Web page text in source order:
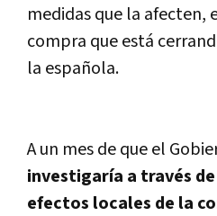
medidas que la afecten,
compra que está
la española.
A un mes de que el
investigarí­a a través
efectos locales de la